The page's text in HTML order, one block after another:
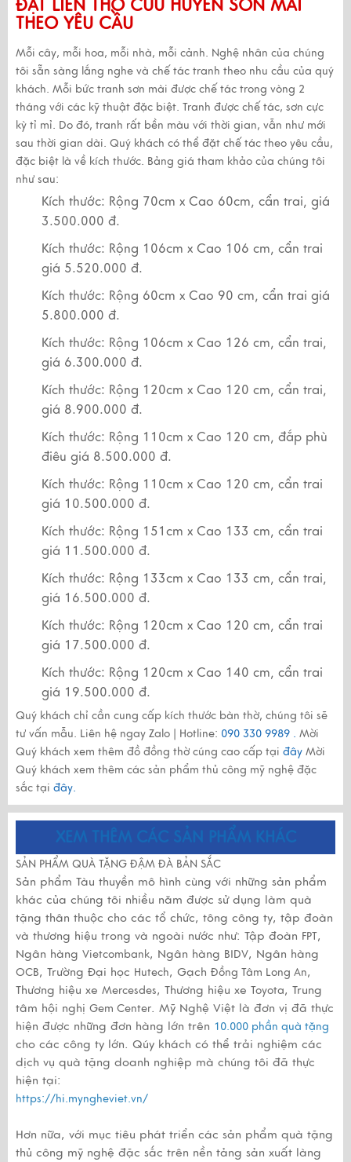
ĐẶT LIỄN THỜ CỬU HUYỀN SƠN MÀI
THEO YÊU CẦU
Mỗi cây, mỗi hoa, mỗi nhà, mỗi cảnh. Nghệ nhân của chúng
tôi sẵn sàng lắng nghe và chế tác tranh theo nhu cầu của quý
khách. Mỗi bức tranh sơn mài được chế tác trong vòng 2
tháng với các kỹ thuật đặc biệt. Tranh được chế tác, sơn cực
kỳ tỉ mỉ. Do đó, tranh rất bền màu với thời gian, vẫn như mới
sau thời gian dài. Quý khách có thể đặt chế tác theo yêu cầu,
đặc biệt là về kích thước. Bảng giá tham khảo của chúng tôi
như sau:
Kích thước: Rộng 70cm x Cao 60cm, cẩn trai, giá
3.500.000 đ.
Kích thước: Rộng 106cm x Cao 106 cm, cẩn trai
giá 5.520.000 đ.
Kích thước: Rộng 60cm x Cao 90 cm, cẩn trai giá
5.800.000 đ.
Kích thước: Rộng 106cm x Cao 126 cm, cẩn trai,
giá 6.300.000 đ.
Kích thước: Rộng 120cm x Cao 120 cm, cẩn trai,
giá 8.900.000 đ.
Kích thước: Rộng 110cm x Cao 120 cm, đắp phù
điêu giá 8.500.000 đ.
Kích thước: Rộng 110cm x Cao 120 cm, cẩn trai
giá 10.500.000 đ.
Kích thước: Rộng 151cm x Cao 133 cm, cẩn trai
giá 11.500.000 đ.
Kích thước: Rộng 133cm x Cao 133 cm, cẩn trai,
giá 16.500.000 đ.
Kích thước: Rộng 120cm x Cao 120 cm, cẩn trai
giá 17.500.000 đ.
Kích thước: Rộng 120cm x Cao 140 cm, cẩn trai
giá 19.500.000 đ.
Quý khách chỉ cần cung cấp kích thước bàn thờ, chúng tôi sẽ
tư vấn mẫu. Liên hệ ngay Zalo | Hotline: 090 330 9989 . Mời
Quý khách xem thêm đồ đồng thờ cúng cao cấp tại đây Mời
Quý khách xem thêm các sản phẩm thủ công mỹ nghệ đặc
sắc tại đây.
XEM THÊM CÁC SẢN PHẨM KHÁC
SẢN PHẨM QUÀ TẶNG ĐẬM ĐÀ BẢN SẮC
Sản phẩm Tàu thuyền mô hình cùng với những sản phẩm
khác của chúng tôi nhiều năm được sử dụng làm quà
tặng thân thuộc cho các tổ chức, tông công ty, tập đoàn
và thương hiệu trong và ngoài nước như: Tập đoàn FPT,
Ngân hàng Vietcombank, Ngân hàng BIDV, Ngân hàng
OCB, Trường Đại học Hutech, Gạch Đồng Tâm Long An,
Thương hiệu xe Mercesdes, Thương hiệu xe Toyota, Trung
tâm hội nghị Gem Center. Mỹ Nghệ Việt là đơn vị đã thực
hiện được những đơn hàng lớn trên 10.000 phần quà tặng
cho các công ty lớn. Qúy khách có thể trải nghiệm các
dịch vụ quà tặng doanh nghiệp mà chúng tôi đã thực
hiện tại:
https://hi.myngheviet.vn/
Hơn nữa, với mục tiêu phát triển các sản phẩm quà tặng
thủ công mỹ nghệ đặc sắc trên nền tảng sản xuất làng